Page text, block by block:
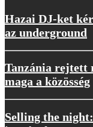
Hazai DJ-ket
az underground
Tanzánia rejtett
maga a közösség
Selling the